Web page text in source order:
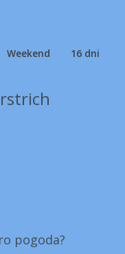
Weekend 16 dni
pogoda?